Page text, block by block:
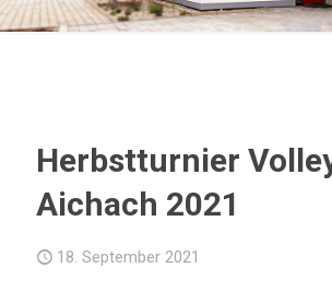
Herbstturnier
Aichach 2021
18. September 2021